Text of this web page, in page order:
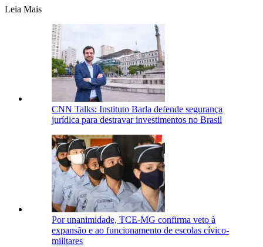
Leia Mais
CNN Talks: Instituto Barla defende segurança
jurídica para destravar investimentos no Brasil
Por unanimidade, TCE-MG confirma veto à
expansão e ao funcionamento de escolas cívico-
militares